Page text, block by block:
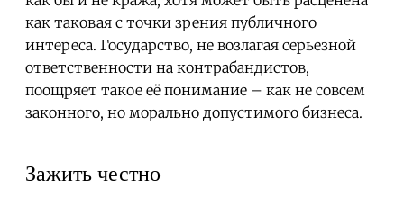
как таковая с точки зрения публичного
интереса. Государство, не возлагая серьезной
ответственности на контрабандистов,
поощряет такое её понимание – как не совсем
законного, но морально допустимого бизнеса.
Зажить честно